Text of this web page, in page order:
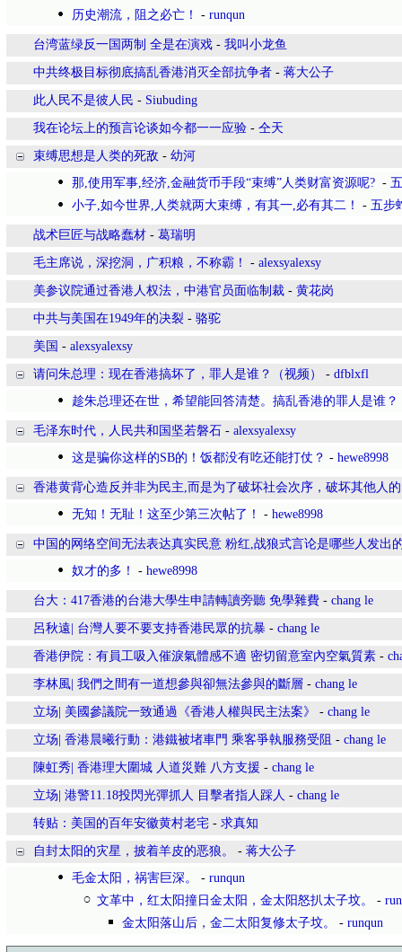
历史潮流，阻之必亡！
- runqun
台湾蓝绿反一国两制 全是在演戏 - 我叫小龙鱼
中共终极目标彻底搞乱香港消灭全部抗争者 - 蒋大公子
此人民不是彼人民 - Siubuding
我在论坛上的预言论谈如今都一一应验 - 仝天
束缚思想是人类的死敌 - 幼河
那,使用军事,经济,金融货币手段“束缚”人类财富资源呢? -
小子,如今世界,人类就两大束缚，有其一,必有其二！
- 五步
战术巨匠与战略蠢材 - 葛瑞明
毛主席说，深挖洞，广积粮，不称霸！ - alexsyalexsy
美参议院通过香港人权法，中港官员面临制裁 - 黄花岗
中共与美国在1949年的决裂 - 骆驼
美国 - alexsyalexsy
请问朱总理：现在香港搞坏了，罪人是谁？（视频） - dfblxfl
趁朱总理还在世，希望能回答清楚。搞乱香港的罪人是谁？
毛泽东时代，人民共和国坚若磐石 - alexsyalexsy
这是骗你这样的SB的！饭都没有吃还能打仗？ - hewe8998
香港黄背心造反并非为民主,而是为了破坏社会次序，破坏其他人的
无知！无耻！这至少第三次帖了！
- hewe8998
中国的网络空间无法表达真实民意 粉红,战狼式言论是哪些人发出
奴才的多！
- hewe8998
台大：417香港的台港大學生申請轉讀旁聽 免學雜費 - chang le
呂秋遠| 台灣人要不要支持香港民眾的抗暴 - chang le
香港伊院：有員工吸入催淚氣體感不適 密切留意室內空氣質素 -
李林風| 我們之間有一道想參與卻無法參與的斷層 - chang le
立场| 美國參議院一致通過《香港人權與民主法案》 - chang le
立场| 香港晨曦行動：港鐵被堵車門 乘客爭執服務受阻 - chang le
陳虹秀| 香港理大圍城 人道災難 八方支援 - chang le
立场| 港警11.18投閃光彈抓人 目擊者指人踩人 - chang le
转贴：美国的百年安徽黄村老宅 - 求真知
自封太阳的灾星，披着羊皮的恶狼。 - 蒋大公子
毛金太阳，祸害巨深。
- runqun
文革中，红太阳撞日金太阳，金太阳怒扒太子坟。
-
金太阳落山后，金二太阳复修太子坟。
- runqun